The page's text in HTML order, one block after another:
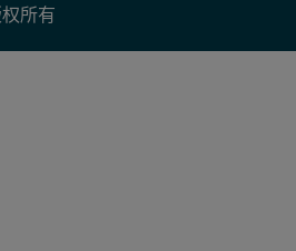
所有